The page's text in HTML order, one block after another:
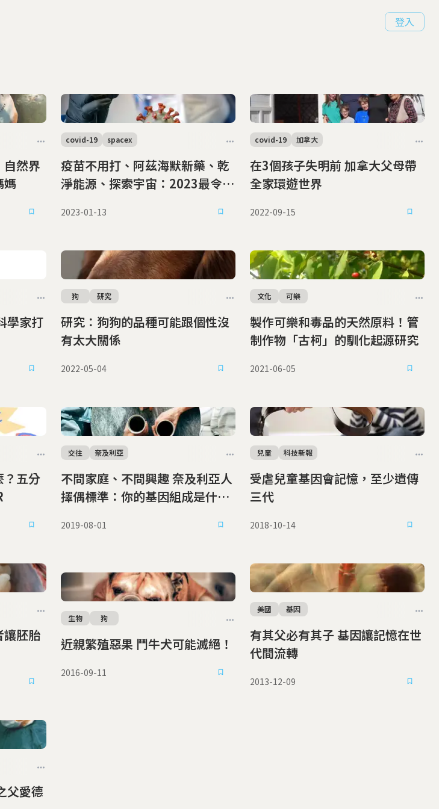
登入
然界
媽
疫苗不用打、阿茲海默新藥、乾
淨能源、探索宇宙：2023最令人
covid-19 spacex
2023-01-13
在3個孩子失明前 加拿大父母帶
全家環遊世界
covid-19 加拿大
2022-09-15
學家打
研究：狗狗的品種可能跟個性沒
有太大關係
狗 研究
2022-05-04
製作可樂和毒品的天然原料！管
制作物「古柯」的馴化起源研究
文化 可樂
2021-06-05
？五分
不問家庭、不問興趣 奈及利亞人
擇偶標準：你的基因組成是什
交往 奈及利亞
2019-08-01
受虐兒童基因會記憶，至少遺傳
三代
兒童 科技新報
2018-10-14
讓胚胎
近親繁殖惡果 鬥牛犬可能滅絕！
生物 狗
2016-09-11
有其父必有其子 基因讓記憶在世
代間流轉
美國 基因
2013-12-09